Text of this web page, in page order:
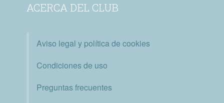
ACERCA DEL CLUB
Aviso legal y política de cookies
Condiciones de uso
Preguntas frecuentes